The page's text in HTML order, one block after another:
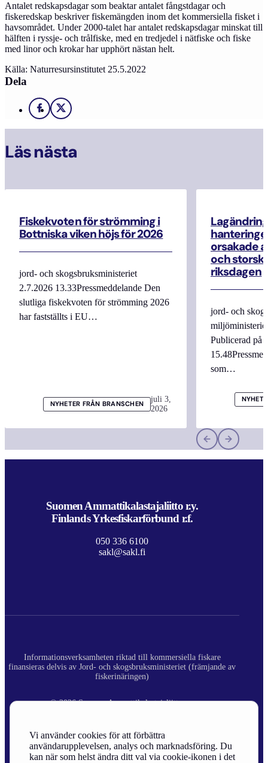
Vi använder cookies för att förbättra
användarupplevelsen, analys och marknadsföring. Du
kan när som helst ändra ditt val via cookie-ikonen i det
Antalet redskapsdagar som beaktar antalet fångstdagar och
fiskeredskap beskriver fiskemängden inom det kommersiella fisket i
havsområdet. Under 2000-talet har antalet redskapsdagar minskat till
hälften i ryssje- och trålfiske, med en tredjedel i nätfiske och fiske
med linor och krokar har upphört nästan helt.
Källa: Naturresursinstitutet 25.5.2022
Dela
Facebook
X
Läs nästa
Fiskekvoten för strömming i
Bottniska viken höjs för 2026
jord- och skogsbruksministeriet
2.7.2026 13.33Pressmeddelande Den
slutliga fiskekvoten för strömming 2026
har fastställts i EU…
NYHETER FRÅN BRANSCHEN
juli 3,
2026
orsakade
och
riksdagen
jord- och
Publicerad på
som…
Suomen Ammattikalastajaliitto r.y.
Finlands Yrkesfiskarförbund r.f.
050 336 6100
sakl@sakl.fi
Informationsverksamheten riktad till kommersiella fiskare
finansieras delvis av Jord- och skogsbruksministeriet (främjande av
fiskerinäringen)
© 2026 Suomen Ammattikalastajaliitto ry.
Site Credits